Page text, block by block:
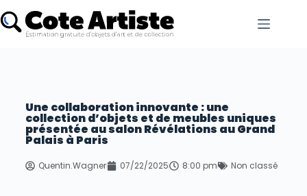
Une collaboration innovante : une
collection d’objets et de meubles uniques
présentée au salon Révélations au Grand
Palais à Paris
Quentin.Wagner 07/22/2025 8:00 pm Non classé